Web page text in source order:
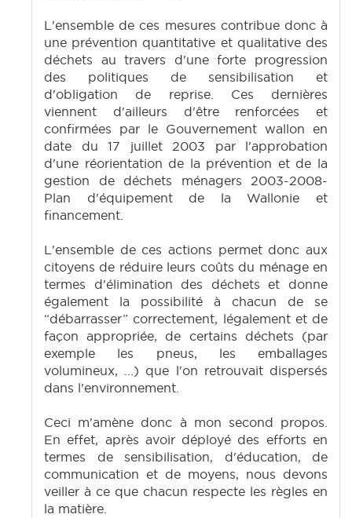
L'ensemble de ces mesures contribue donc à
une prévention quantitative et qualitative des
déchets au travers d'une forte progression
des politiques de sensibilisation et
d'obligation de reprise. Ces dernières
viennent d'ailleurs d'être renforcées et
confirmées par le Gouvernement wallon en
date du 17 juillet 2003 par l'approbation
d'une réorientation de la prévention et de la
gestion de déchets ménagers 2003-2008-
Plan d'équipement de la Wallonie et
financement.
L'ensemble de ces actions permet donc aux
citoyens de réduire leurs coûts du ménage en
termes d'élimination des déchets et donne
également la possibilité à chacun de se
“débarrasser” correctement, légalement et de
façon appropriée, de certains déchets (par
exemple les pneus, les emballages
volumineux, ...) que l'on retrouvait dispersés
dans l'environnement.
Ceci m'amène donc à mon second propos.
En effet, après avoir déployé des efforts en
termes de sensibilisation, d'éducation, de
communication et de moyens, nous devons
veiller à ce que chacun respecte les règles en
la matière.